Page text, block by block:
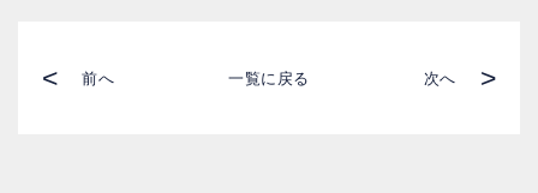
< 前へ 一覧に戻る 次へ >